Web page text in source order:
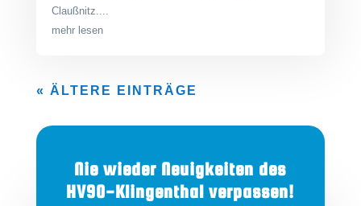
Claußnitz....
mehr lesen
« ÄLTERE EINTRÄGE
Nie wieder Neuigkeiten des
HV90-Klingenthal verpassen!